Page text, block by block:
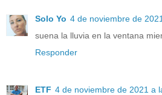
Solo Yo 4 de noviembre de
suena la lluvia en la ventana
Responder
ETF 4 de noviembre de 2021 a